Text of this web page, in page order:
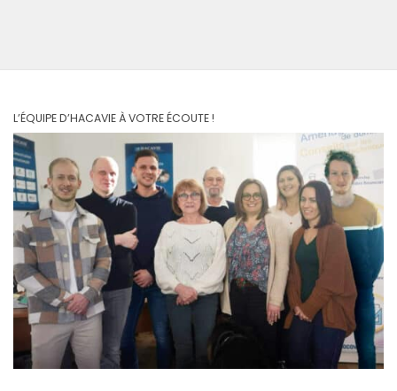
L’ÉQUIPE D’HACAVIE À VOTRE ÉCOUTE !